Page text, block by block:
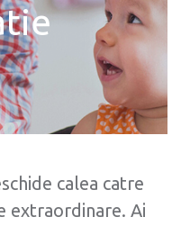
calea catre
extraordinare. Ai